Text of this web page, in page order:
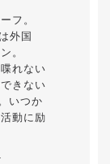
フ。
外国
。
れない
きない
いつか
動に励